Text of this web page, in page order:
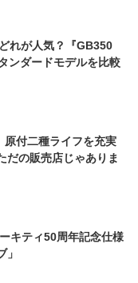
れが人気？『GB350
ンダードモデルを比較
付二種ライフを充実
だの販売店じゃありま
キティ50周年記念仕様
」